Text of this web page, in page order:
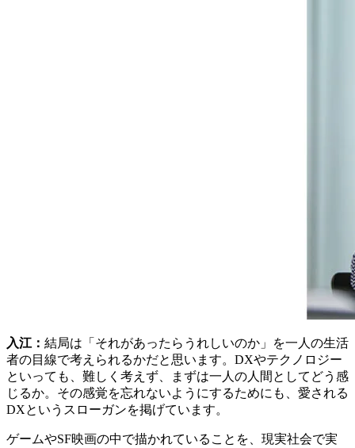
入江： 結局は「それがあったらうれしいのか」を一人の生活
者の目線で考えられるかだと思います。DXやテクノロジー
といっても、難しく考えず、まずは一人の人間としてどう感
じるか。その感覚を忘れないようにするためにも、愛される
DXというスローガンを掲げています。
ゲームやSF映画の中で描かれていることを、現実社会で実